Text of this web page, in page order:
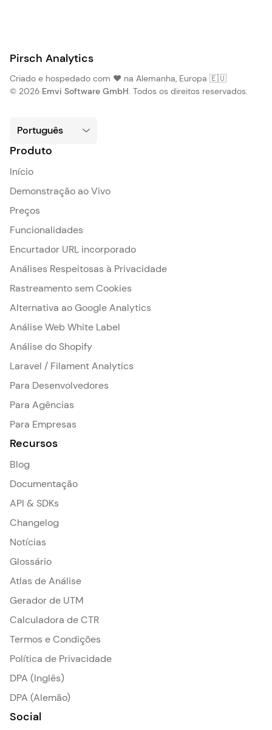
Pirsch Analytics
Criado e hospedado com ❤️ na Alemanha, Europa 🇪🇺
© 2026 Emvi Software GmbH. Todos os direitos reservados.
Produto
Início
Demonstração ao Vivo
Preços
Funcionalidades
Encurtador URL incorporado
Análises Respeitosas à Privacidade
Rastreamento sem Cookies
Alternativa ao Google Analytics
Análise Web White Label
Análise do Shopify
Laravel / Filament Analytics
Para Desenvolvedores
Para Agências
Para Empresas
Recursos
Blog
Documentação
API & SDKs
Changelog
Notícias
Glossário
Atlas de Análise
Gerador de UTM
Calculadora de CTR
Termos e Condições
Política de Privacidade
DPA (Inglês)
DPA (Alemão)
Social